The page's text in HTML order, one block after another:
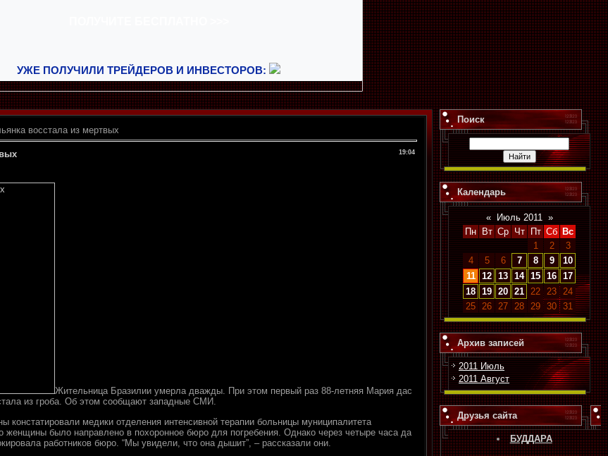
УЖЕ ПОЛУЧИЛИ ТРЕЙДЕРОВ И ИНВЕСТОРОВ:
восстала из мертвых
19:04
Жительница Бразилии умерла дважды. При этом первый раз 88-летняя Мария дас
из гроба. Об этом сообщают западные СМИ.
констатировали медики отделения интенсивной терапии больницы муниципалитета
женщины было направлено в похоронное бюро для погребения. Однако через четыре часа да
работников бюро. “Мы увидели, что она дышит”, – рассказали они.
Поиск
Календарь
« Июль 2011
»
Пн Вт Ср Чт Пт Сб Вс
1
2
3
4
5 6 7 8 9
10
11
12 13 14 15 16 17
18 19 20 21 22 23
24
25
26 27 28 29 30 31
Архив записей
2011 Июль
2011 Август
Друзья сайта
БУДДАРА